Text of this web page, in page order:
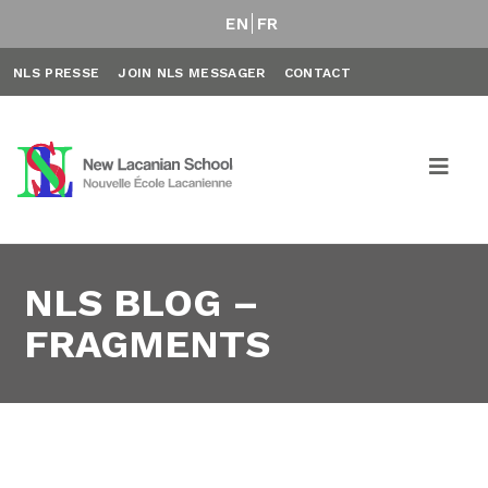
EN FR
NLS PRESSE JOIN NLS MESSAGER CONTACT
NLS BLOG –
FRAGMENTS